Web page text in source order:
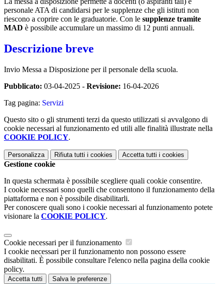
personale ATA di candidarsi per le supplenze che gli istituti non
riescono a coprire con le graduatorie. Con le supplenze tramite
MAD è possibile accumulare un massimo di 12 punti annuali.
Descrizione breve
Invio Messa a Disposizione per il personale della scuola.
Pubblicato: 03-04-2025 - Revisione: 16-04-2026
Tag pagina: Servizi
Questo sito o gli strumenti terzi da questo utilizzati si avvalgono di
cookie necessari al funzionamento ed utili alle finalità illustrate nella
COOKIE POLICY.
Personalizza Rifiuta tutti i cookies Accetta tutti i cookies
Gestione cookie
In questa schermata è possibile scegliere quali cookie consentire.
I cookie necessari sono quelli che consentono il funzionamento della
piattaforma e non è possibile disabilitarli.
Per conoscere quali sono i cookie necessari al funzionamento potete
visionare la COOKIE POLICY.
Cookie necessari per il funzionamento
I cookie necessari per il funzionamento non possono essere
disabilitati. È possibile consultare l'elenco nella pagina della cookie
policy.
Accetta tutti Salva le preferenze